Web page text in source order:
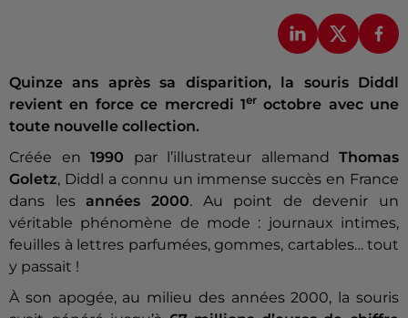
Quinze ans après sa disparition, la souris Diddl
revient en force ce mercredi 1eroctobre avec une
toute nouvelle collection.
Créée en 1990 par l’illustrateur allemand Thomas
Goletz, Diddl a connu un immense succès en France
dans lesannées 2000. Au point de devenir un
véritable phénomène de mode : journaux intimes,
feuilles à lettres parfumées, gommes, cartables… tout
y passait !
À son apogée, au milieu des années 2000, la souris